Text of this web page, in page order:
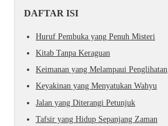
DAFTAR ISI
Huruf Pembuka yang Penuh Misteri
Kitab Tanpa Keraguan
Keimanan yang Melampaui Penglihatan
Keyakinan yang Menyatukan Wahyu
Jalan yang Diterangi Petunjuk
Tafsir yang Hidup Sepanjang Zaman